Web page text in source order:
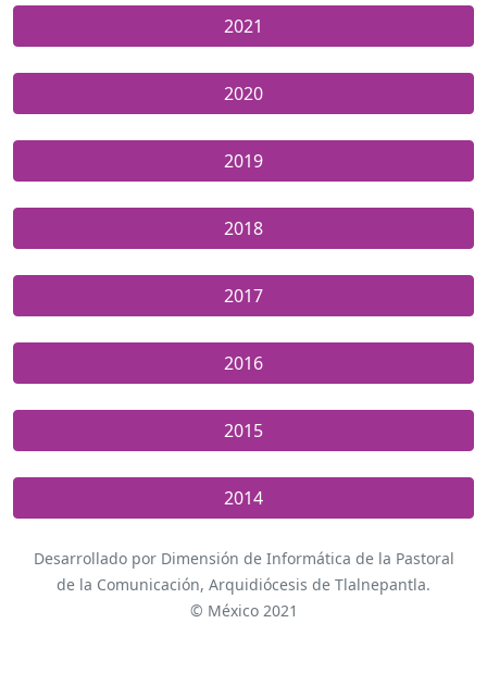
2021
2020
2019
2018
2017
2016
2015
2014
Desarrollado por Dimensión de Informática de la Pastoral
de la Comunicación, Arquidiócesis de Tlalnepantla.
© México 2021